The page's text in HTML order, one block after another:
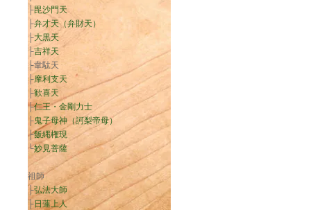
├毘沙門天
├弁才天（弁財天）
├大黒天
├吉祥天
├韋駄天
├摩利支天
├歓喜天
├仁王・金剛力士
├鬼子母神（訶梨帝母）
├飯縄権現
└妙見菩薩
祖師
├弘法大師
├日蓮上人